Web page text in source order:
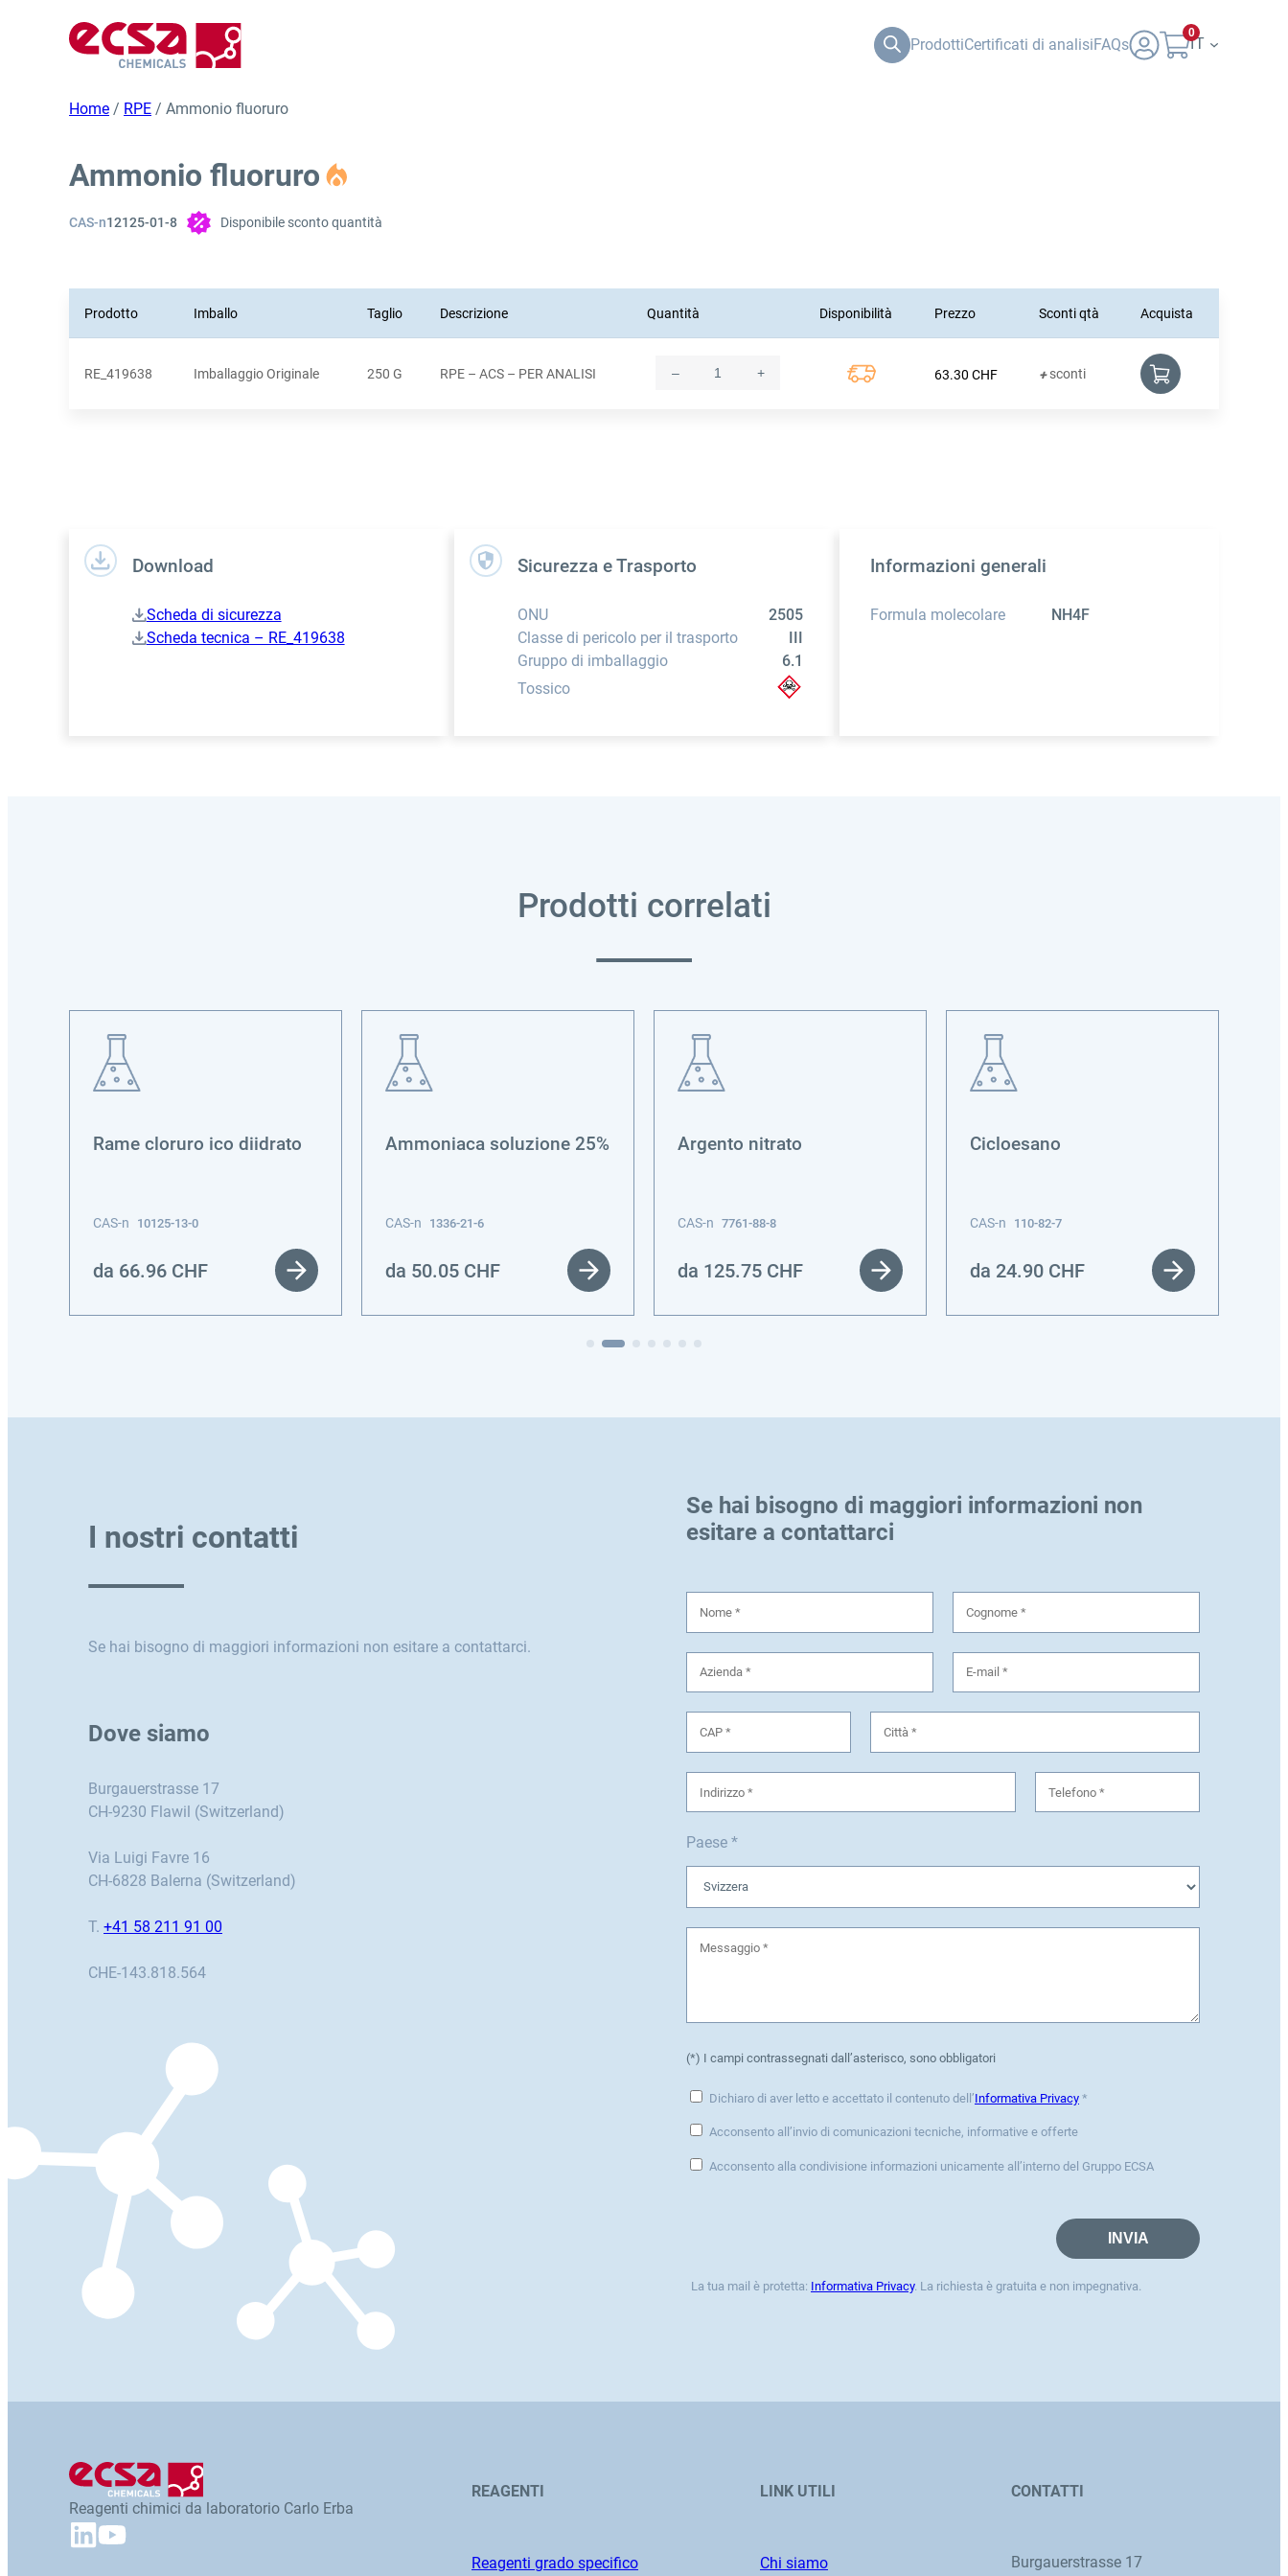
ProdottiCertificati di analisiFAQs
0
IT
Home / RPE / Ammonio fluoruro
Ammonio fluoruro
CAS-n12125-01-8 Disponibile sconto quantità
Prodotto Imballo Taglio Descrizione Quantità Disponibilità Prezzo Sconti qtà Acquista
RE_419638 Imballaggio Originale 250 G RPE – ACS – PER ANALISI Quantity
– + 63.30 CHF +sconti
Download
Scheda di sicurezza
Scheda tecnica – RE_419638
Sicurezza e Trasporto
ONU
2505
Classe di pericolo per il trasporto
Gruppo di imballaggio
6.1
Tossico
Informazioni generali
Formula molecolare NH4F
Prodotti correlati
Rame cloruro ico diidrato
CAS-n 10125-13-0
da 66.96 CHF
Ammoniaca soluzione 25%
CAS-n 1336-21-6
da 50.05 CHF
Argento nitrato
CAS-n 7761-88-8
da 125.75 CHF
Cicloesano
CAS-n 110-82-7
da 24.90 CHF
I nostri contatti
Se hai bisogno di maggiori informazioni non esitare a contattarci.
Dove siamo
Burgauerstrasse 17
CH-9230 Flawil (Switzerland)
Via Luigi Favre 16
CH-6828 Balerna (Switzerland)
T. +41 58 211 91 00
CHE-143.818.564
Se hai bisogno di maggiori informazioni non
esitare a contattarci
Paese *
(*) I campi contrassegnati dall’asterisco, sono obbligatori
Dichiaro di aver letto e accettato il contenuto dell’Informativa Privacy *
Acconsento all’invio di comunicazioni tecniche, informative e offerte
Acconsento alla condivisione informazioni unicamente all’interno del Gruppo ECSA
La tua mail è protetta: Informativa Privacy. La richiesta è gratuita e non impegnativa.
Reagenti chimici da laboratorio Carlo Erba
REAGENTI
Reagenti grado specifico
LINK UTILI
Chi siamo
CONTATTI
Burgauerstrasse 17